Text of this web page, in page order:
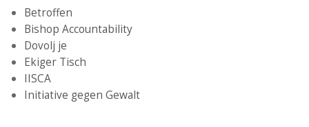
Betroffen
Bishop Accountability
Dovolj je
Ekiger Tisch
IISCA
Initiative gegen Gewalt